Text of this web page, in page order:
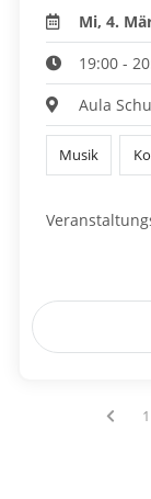
Mi, 4.
19:00 -
Aula
Musik
1